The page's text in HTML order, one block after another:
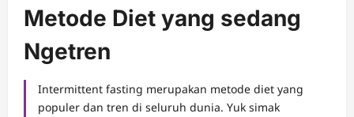
Metode Diet yang sedang
Ngetren
Intermittent fasting merupakan metode diet yang
populer dan tren di seluruh dunia. Yuk simak